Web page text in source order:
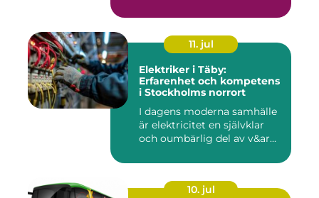
11. jul
Elektriker i Täby:
Erfarenhet och kompetens
i Stockholms norrort
I dagens moderna samhälle
är elektricitet en självklar
och oumbärlig del av v&ar...
10. jul